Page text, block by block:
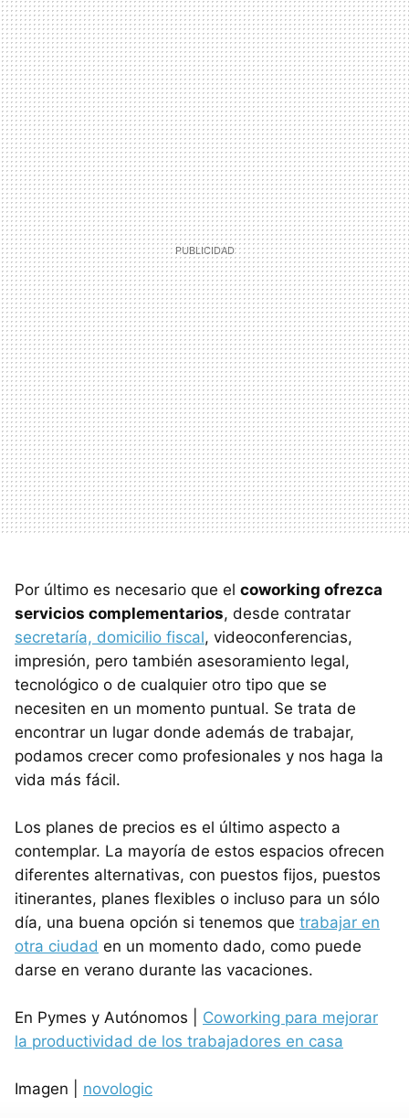
Por último es necesario que el coworking ofrezca
servicios complementarios, desde contratar
secretaría, domicilio fiscal, videoconferencias,
impresión, pero también asesoramiento legal,
tecnológico o de cualquier otro tipo que se
necesiten en un momento puntual. Se trata de
encontrar un lugar donde además de trabajar,
podamos crecer como profesionales y nos haga la
vida más fácil.
Los planes de precios es el último aspecto a
contemplar. La mayoría de estos espacios ofrecen
diferentes alternativas, con puestos fijos, puestos
itinerantes, planes flexibles o incluso para un sólo
día, una buena opción si tenemos que trabajar en
otra ciudad en un momento dado, como puede
darse en verano durante las vacaciones.
En Pymes y Autónomos | Coworking para mejorar
la productividad de los trabajadores en casa
Imagen | novologic